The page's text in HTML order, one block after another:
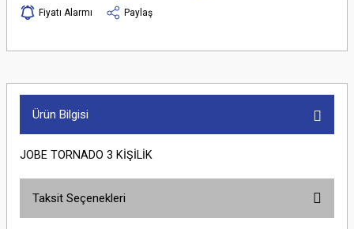
Fiyatı Alarmı
Paylaş
Ürün Bilgisi
JOBE TORNADO 3 KİŞİLİK
Taksit Seçenekleri